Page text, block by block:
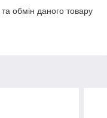
обмін даного товару